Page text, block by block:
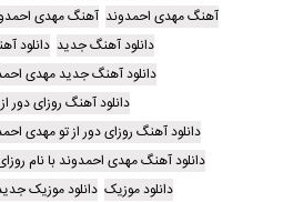
آهنگ مهدی احمدوند آهنگ مهدی
دانلود آهنگ جدید دانلود
دانلود آهنگ جدید مهدی
دانلود آهنگ روزای دور
دانلود آهنگ روزای دور از تو مهدی
دانلود آهنگ مهدی احمدوند با نام
دانلود موزیک دانلود موزیک